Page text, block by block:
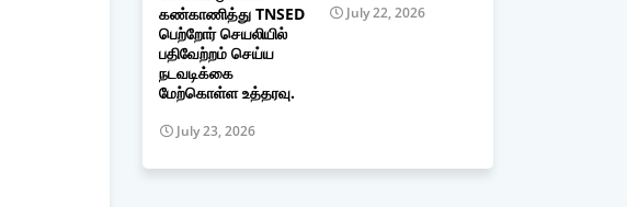
கண்காணித்து TNSED
பெற்றோர் செயலியில்
பதிவேற்றம் செய்ய
நடவடிக்கை
மேற்கொள்ள உத்தரவு.
July 23, 2026
July 22, 2026